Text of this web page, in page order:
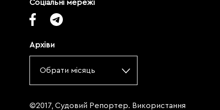
Соціальні мережі
Архіви
Обрати місяць
©2017, Судовий Репортер. Використання